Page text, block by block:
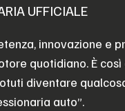
UFFICIALE
innovazione e
quotidiano. È
diventare
auto”.